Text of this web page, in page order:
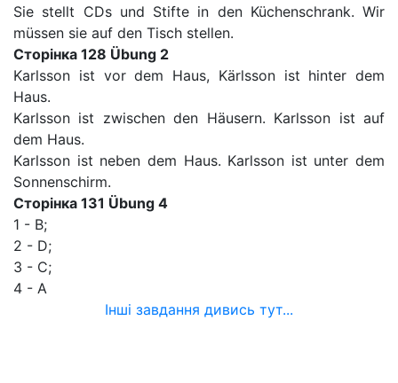
Sie stellt CDs und Stifte in den Küchenschrank. Wir
müssen sie auf den Tisch stellen.
Сторінка 128 Übung 2
Karlsson ist vor dem Haus, Kärlsson ist hinter dem
Haus.
Karlsson ist zwischen den Häusern. Karlsson ist auf
dem Haus.
Karlsson ist neben dem Haus. Karlsson ist unter dem
Sonnenschirm.
Сторінка 131 Übung 4
1 - B;
2 - D;
3 - C;
4 - A
Інші завдання дивись тут...